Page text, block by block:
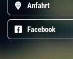
Anfahrt
Facebook